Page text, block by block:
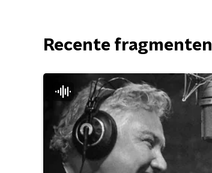
Recente fragmenten